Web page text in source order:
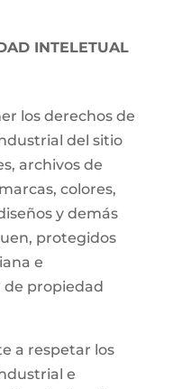
INTELETUAL
los derechos de
del sitio
archivos de
colores,
y demás
protegidos
e
propiedad
a respetar los
e